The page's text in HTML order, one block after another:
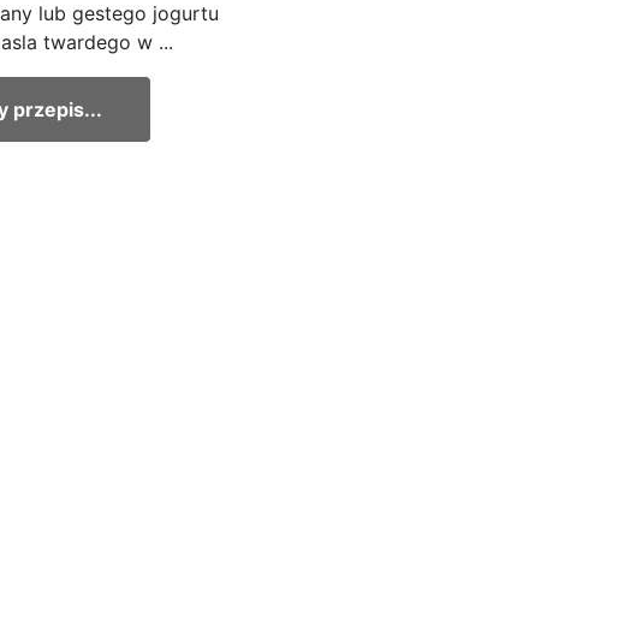
lub gestego jogurtu
twardego w ...
przepis...